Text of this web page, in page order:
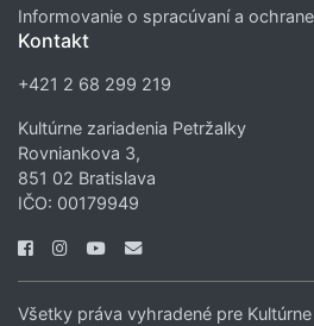
Informovanie o spracúvaní a
Kontakt
+421 2 68 299 219
Kultúrne zariadenia Petržalky
Rovniankova 3,
851 02 Bratislava
IČO: 00179949
Všetky práva vyhradené pre